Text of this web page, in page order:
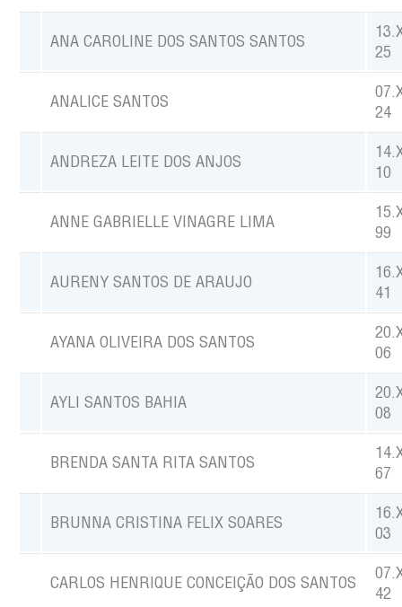
ANA CAROLINE DOS SANTOS SANTOS
25
ANALICE SANTOS
24
ANDREZA LEITE DOS ANJOS
10
ANNE GABRIELLE VINAGRE LIMA
99
AURENY SANTOS DE ARAUJO
41
AYANA OLIVEIRA DOS SANTOS
06
AYLI SANTOS BAHIA
08
BRENDA SANTA RITA SANTOS
67
BRUNNA CRISTINA FELIX SOARES
03
CARLOS HENRIQUE CONCEIÇÃO DOS SANTOS
42